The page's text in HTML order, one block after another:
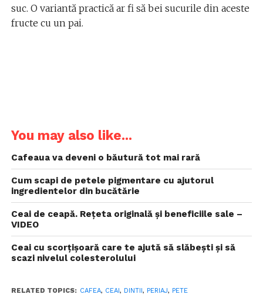
suc. O variantă practică ar fi să bei sucurile din aceste
fructe cu un pai.
You may also like...
Cafeaua va deveni o băutură tot mai rară
Cum scapi de petele pigmentare cu ajutorul
ingredientelor din bucătărie
Ceai de ceapă. Rețeta originală și beneficiile sale –
VIDEO
Ceai cu scorțișoară care te ajută să slăbești și să
scazi nivelul colesterolului
RELATED TOPICS: CAFEA, CEAI, DINTII, PERIAJ, PETE